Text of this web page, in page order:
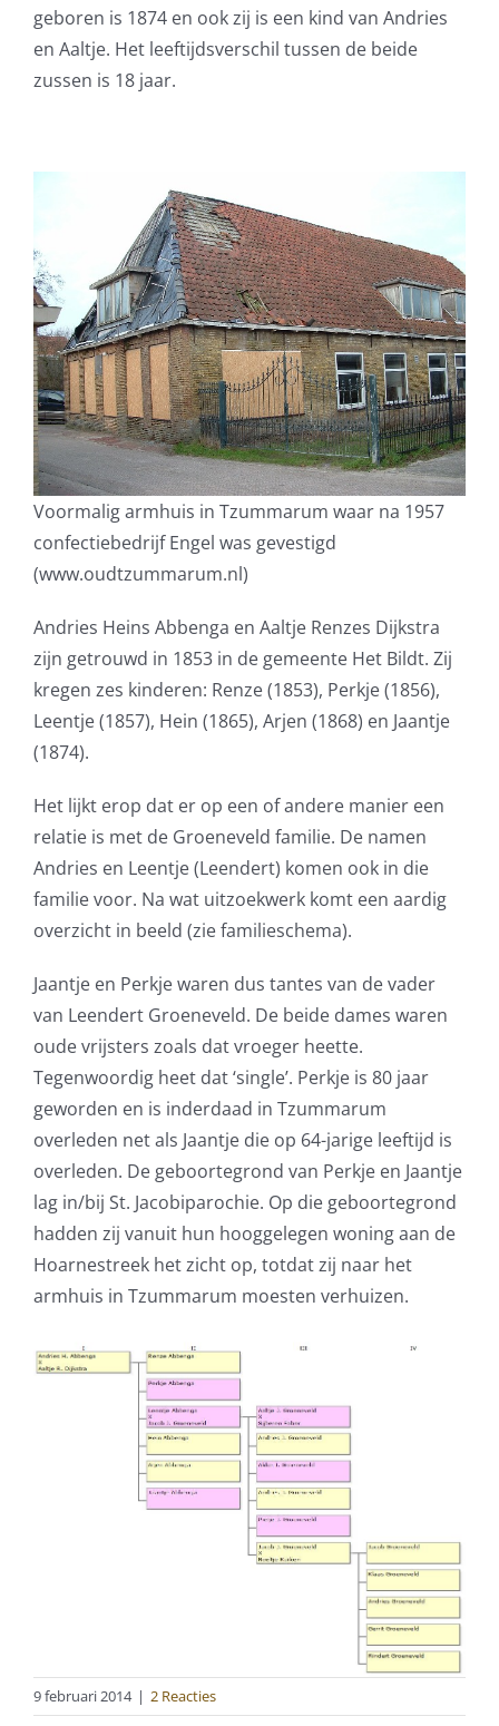
geboren is 1874 en ook zij is een kind van Andries
en Aaltje. Het leeftijdsverschil tussen de beide
zussen is 18 jaar.
Voormalig armhuis in Tzummarum waar na 1957
confectiebedrijf Engel was gevestigd
(www.oudtzummarum.nl)
Andries Heins Abbenga en Aaltje Renzes Dijkstra
zijn getrouwd in 1853 in de gemeente Het Bildt. Zij
kregen zes kinderen: Renze (1853), Perkje (1856),
Leentje (1857), Hein (1865), Arjen (1868) en Jaantje
(1874).
Het lijkt erop dat er op een of andere manier een
relatie is met de Groeneveld familie. De namen
Andries en Leentje (Leendert) komen ook in die
familie voor. Na wat uitzoekwerk komt een aardig
overzicht in beeld (zie familieschema).
Jaantje en Perkje waren dus tantes van de vader
van Leendert Groeneveld. De beide dames waren
oude vrijsters zoals dat vroeger heette.
Tegenwoordig heet dat ‘single’. Perkje is 80 jaar
geworden en is inderdaad in Tzummarum
overleden net als Jaantje die op 64-jarige leeftijd is
overleden. De geboortegrond van Perkje en Jaantje
lag in/bij St. Jacobiparochie. Op die geboortegrond
hadden zij vanuit hun hooggelegen woning aan de
Hoarnestreek het zicht op, totdat zij naar het
armhuis in Tzummarum moesten verhuizen.
9 februari 2014 | 2 Reacties